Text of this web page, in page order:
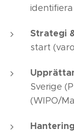
Strategi
start
Sverige
(WIPO/